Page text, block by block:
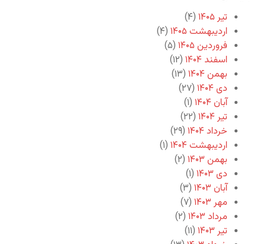
تیر ۱۴۰۵
(۴)
اردیبهشت ۱۴۰۵
(۴)
فروردین ۱۴۰۵
(۵)
اسفند ۱۴۰۴
(۱۲)
بهمن ۱۴۰۴
(۱۳)
دی ۱۴۰۴
(۲۷)
آبان ۱۴۰۴
(۱)
تیر ۱۴۰۴
(۲۲)
خرداد ۱۴۰۴
(۲۹)
اردیبهشت ۱۴۰۴
(۱)
بهمن ۱۴۰۳
(۲)
دی ۱۴۰۳
(۱)
آبان ۱۴۰۳
(۳)
مهر ۱۴۰۳
(۷)
مرداد ۱۴۰۳
(۲)
تیر ۱۴۰۳
(۱۱)